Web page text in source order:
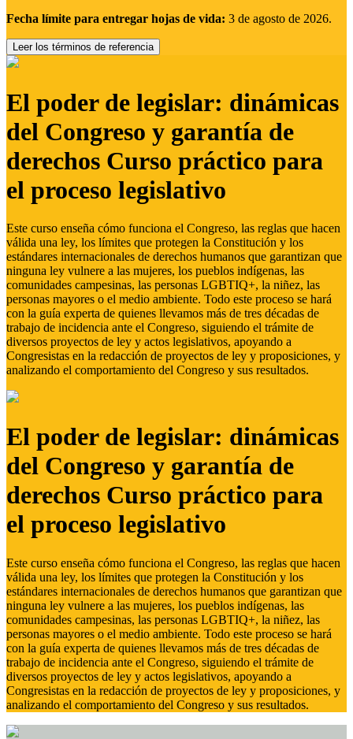
Fecha límite para entregar hojas de vida: 3 de agosto de 2026.
Leer los términos de referencia
El poder de legislar: dinámicas
del Congreso y garantía de
derechos Curso práctico para
el proceso legislativo
Este curso enseña cómo funciona el Congreso, las reglas que hacen
válida una ley, los límites que protegen la Constitución y los
estándares internacionales de derechos humanos que garantizan que
ninguna ley vulnere a las mujeres, los pueblos indígenas, las
comunidades campesinas, las personas LGBTIQ+, la niñez, las
personas mayores o el medio ambiente. Todo este proceso se hará
con la guía experta de quienes llevamos más de tres décadas de
trabajo de incidencia ante el Congreso, siguiendo el trámite de
diversos proyectos de ley y actos legislativos, apoyando a
Congresistas en la redacción de proyectos de ley y proposiciones, y
analizando el comportamiento del Congreso y sus resultados.
El poder de legislar: dinámicas
del Congreso y garantía de
derechos Curso práctico para
el proceso legislativo
Este curso enseña cómo funciona el Congreso, las reglas que hacen
válida una ley, los límites que protegen la Constitución y los
estándares internacionales de derechos humanos que garantizan que
ninguna ley vulnere a las mujeres, los pueblos indígenas, las
comunidades campesinas, las personas LGBTIQ+, la niñez, las
personas mayores o el medio ambiente. Todo este proceso se hará
con la guía experta de quienes llevamos más de tres décadas de
trabajo de incidencia ante el Congreso, siguiendo el trámite de
diversos proyectos de ley y actos legislativos, apoyando a
Congresistas en la redacción de proyectos de ley y proposiciones, y
analizando el comportamiento del Congreso y sus resultados.